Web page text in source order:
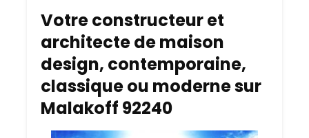
Votre constructeur et
architecte de maison
design, contemporaine,
classique ou moderne sur
Malakoff 92240